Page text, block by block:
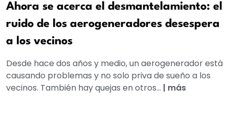
Ahora se acerca el desmantelamiento: el
ruido de los aerogeneradores desespera
a los vecinos
Desde hace dos años y medio, un aerogenerador está
causando problemas y no solo priva de sueño a los
vecinos. También hay quejas en otros... | más